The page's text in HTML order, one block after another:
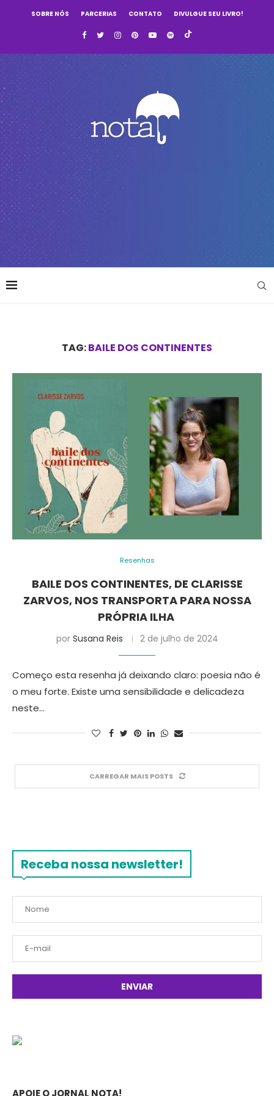
SOBRE NÓS PARCERIAS CONTATO DIVULGUE SEU LIVRO!
TAG:BAILE DOS CONTINENTES
Resenhas
BAILE DOS CONTINENTES, DE CLARISSE
ZARVOS, NOS TRANSPORTA PARA NOSSA
PRÓPRIA ILHA
por Susana Reis 2 de julho de 2024
Começo esta resenha já deixando claro: poesia não é
o meu forte. Existe uma sensibilidade e delicadeza
neste…
CARREGAR MAIS POSTS
Receba nossa newsletter!
APOIE O JORNAL NOTA!